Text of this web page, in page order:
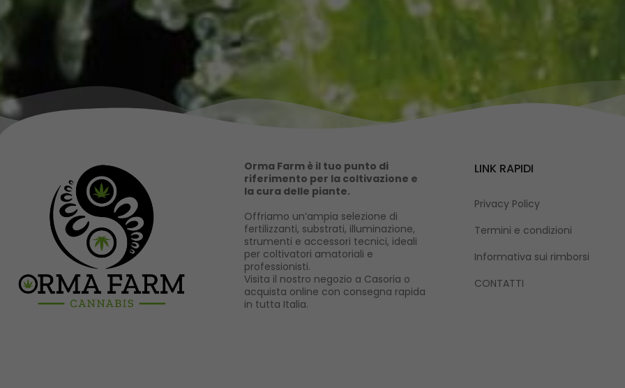
Orma Farm è il tuo punto di
riferimento per la coltivazione e
la cura delle piante.
Offriamo un’ampia selezione di
fertilizzanti, substrati, illuminazione,
strumenti e accessori tecnici, ideali
per coltivatori amatoriali e
professionisti.
Visita il nostro negozio a Casoria o
acquista online con consegna rapida
in tutta Italia.
LINK RAPIDI
Privacy Policy
Termini e condizioni
Informativa sui rimborsi
CONTATTI